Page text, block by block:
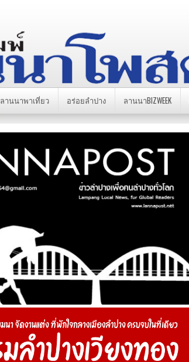
ลานนาพาเที่ยว อร่อยลำปาง ลานนาBIZWEEK